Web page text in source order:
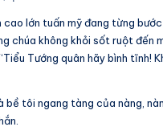
cao lớn tuấn mỹ đang từng
chúa không khỏi sốt ruột đến
Tướng quân hãy bình tĩnh!
bề tôi ngang tàng của nàng,